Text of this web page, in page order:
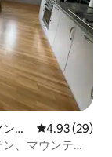
シ
レビュー29
4.93 (29)
、マウンテン